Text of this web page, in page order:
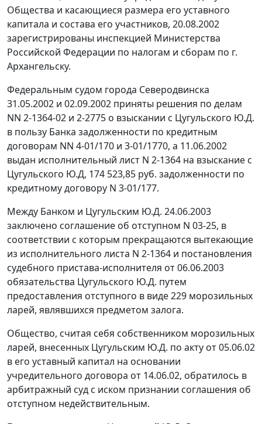
Общества и касающиеся размера его уставного
капитала и состава его участников, 20.08.2002
зарегистрированы инспекцией Министерства
Российской Федерации по налогам и сборам по г.
Архангельску.
Федеральным судом города Северодвинска
31.05.2002 и 02.09.2002 приняты решения по делам
NN 2-1364-02 и 2-2775 о взыскании с Цугульского Ю.Д.
в пользу Банка задолженности по кредитным
договорам NN 4-01/170 и 3-01/1770, а 11.06.2002
выдан исполнительный лист N 2-1364 на взыскание с
Цугульского Ю.Д, 174 523,85 руб. задолженности по
кредитному договору N 3-01/177.
Между Банком и Цугульским Ю.Д. 24.06.2003
заключено соглашение об отступном N 03-25, в
соответствии с которым прекращаются вытекающие
из исполнительного листа N 2-1364 и постановления
судебного пристава-исполнителя от 06.06.2003
обязательства Цугульского Ю.Д. путем
предоставления отступного в виде 229 морозильных
ларей, являвшихся предметом залога.
Общество, считая себя собственником морозильных
ларей, внесенных Цугульским Ю.Д. по акту от 05.06.02
в его уставный капитал на основании
учредительного договора от 14.06.02, обратилось в
арбитражный суд с иском признании соглашения об
отступном недeйcтвитeльным.